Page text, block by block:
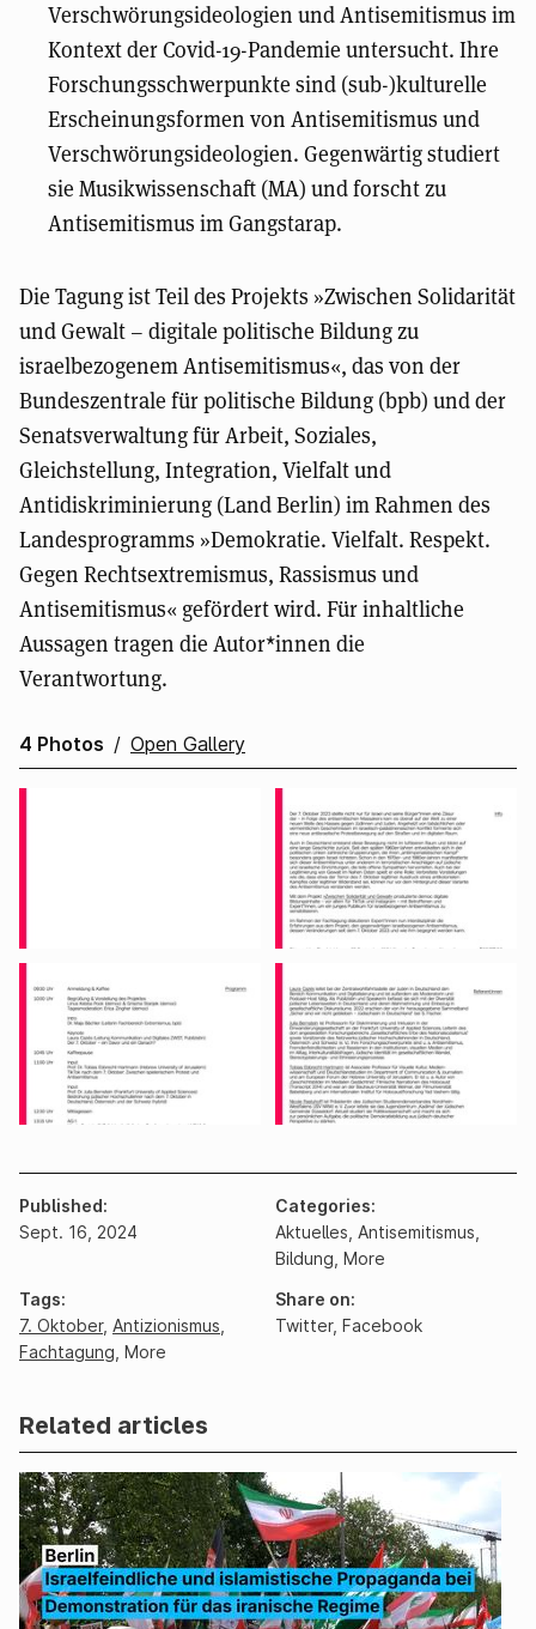
Verschwörungsideologien und Antisemitismus im
Kontext der Covid-19-Pandemie untersucht. Ihre
Forschungsschwerpunkte sind (sub-)kulturelle
Erscheinungsformen von Antisemitismus und
Verschwörungsideologien. Gegenwärtig studiert
sie Musikwissenschaft (MA) und forscht zu
Antisemitismus im Gangstarap.
Die Tagung ist Teil des Projekts »Zwischen Solidarität
und Gewalt – digitale politische Bildung zu
israelbezogenem Antisemitismus«, das von der
Bundeszentrale für politische Bildung (bpb) und der
Senatsverwaltung für Arbeit, Soziales,
Gleichstellung, Integration, Vielfalt und
Antidiskriminierung (Land Berlin) im Rahmen des
Landesprogramms »Demokratie. Vielfalt. Respekt.
Gegen Rechtsextremismus, Rassismus und
Antisemitismus« gefördert wird. Für inhaltliche
Aussagen tragen die Autor*innen die
Verantwortung.
4 Photos / Open Gallery
Published
Sept. 16, 2024
Categories
Aktuelles, Antisemitismus,
Bildung, More
Tags
7. Oktober, Antizionismus
Fachtagung More
Share on
Twitter, Facebook
Related articles